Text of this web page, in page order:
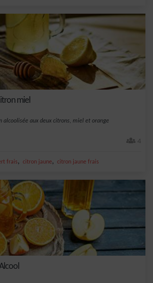
miel
alcoolisée aux deux citrons, miel et orange
4
frais, citron jaune, citron jaune frais